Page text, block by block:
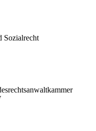
Sozialrecht